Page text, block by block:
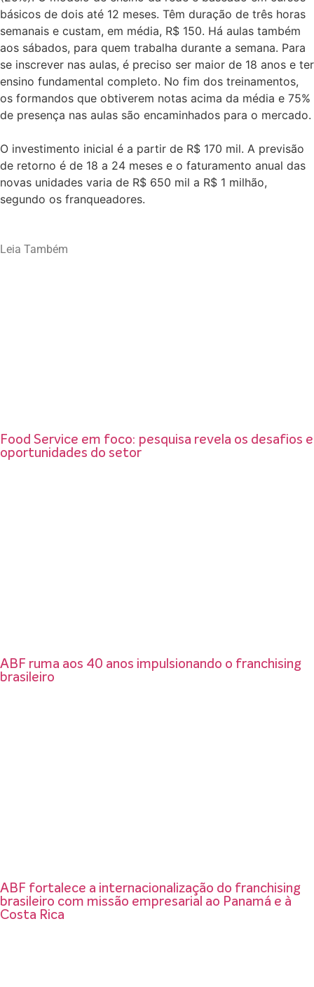
básicos de dois até 12 meses. Têm duração de três horas
semanais e custam, em média, R$ 150. Há aulas também
aos sábados, para quem trabalha durante a semana. Para
se inscrever nas aulas, é preciso ser maior de 18 anos e ter
ensino fundamental completo. No fim dos treinamentos,
os formandos que obtiverem notas acima da média e 75%
de presença nas aulas são encaminhados para o mercado.
O investimento inicial é a partir de R$ 170 mil. A previsão
de retorno é de 18 a 24 meses e o faturamento anual das
novas unidades varia de R$ 650 mil a R$ 1 milhão,
segundo os franqueadores.
Leia Também
Food Service em foco: pesquisa revela os desafios e
oportunidades do setor
ABF ruma aos 40 anos impulsionando o franchising
brasileiro
ABF fortalece a internacionalização do franchising
brasileiro com missão empresarial ao Panamá e à
Costa Rica